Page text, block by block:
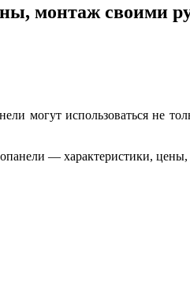
монтаж своими
могут использоваться не